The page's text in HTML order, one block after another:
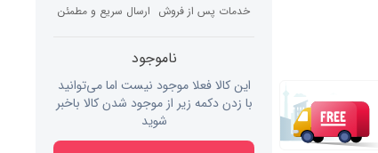
خدمات پس از فروش ارسال سریع و مطمئن
ناموجود
این کالا فعلا موجود نیست اما می‌توانید
با زدن دکمه زیر از موجود شدن کالا باخبر
شوید